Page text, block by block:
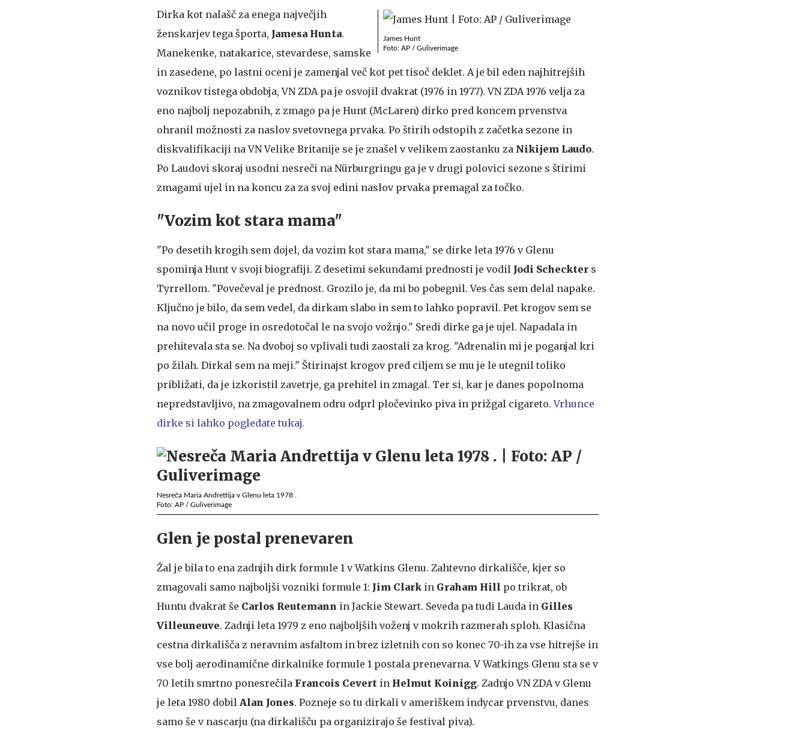
James Hunt
Foto: AP / Guliverimage
Dirka kot nalašč za enega največjih
ženskarjev tega športa, Jamesa Hunta.
Manekenke, natakarice, stevardese, samske
in zasedene, po lastni oceni je zamenjal več kot pet tisoč deklet. A je bil eden najhitrejših
voznikov tistega obdobja, VN ZDA pa je osvojil dvakrat (1976 in 1977). VN ZDA 1976 velja za
eno najbolj nepozabnih, z zmago pa je Hunt (McLaren) dirko pred koncem prvenstva
ohranil možnosti za naslov svetovnega prvaka. Po štirih odstopih z začetka sezone in
diskvalifikaciji na VN Velike Britanije se je znašel v velikem zaostanku za Nikijem Laudo.
Po Laudovi skoraj usodni nesreči na Nürburgringu ga je v drugi polovici sezone s štirimi
zmagami ujel in na koncu za za svoj edini naslov prvaka premagal za točko.
"Vozim kot stara mama"
"Po desetih krogih sem dojel, da vozim kot stara mama," se dirke leta 1976 v Glenu
spominja Hunt v svoji biografiji. Z desetimi sekundami prednosti je vodil Jodi Scheckter s
Tyrrellom. "Povečeval je prednost. Grozilo je, da mi bo pobegnil. Ves čas sem delal napake.
Ključno je bilo, da sem vedel, da dirkam slabo in sem to lahko popravil. Pet krogov sem se
na novo učil proge in osredotočal le na svojo vožnjo." Sredi dirke ga je ujel. Napadala in
prehitevala sta se. Na dvoboj so vplivali tudi zaostali za krog. "Adrenalin mi je poganjal kri
po žilah. Dirkal sem na meji." Štirinajst krogov pred ciljem se mu je le utegnil toliko
približati, da je izkoristil zavetrje, ga prehitel in zmagal. Ter si, kar je danes popolnoma
nepredstavljivo, na zmagovalnem odru odprl pločevinko piva in prižgal cigareto.Vrhunce
dirke si lahko pogledate tukaj.
Nesreča Maria Andrettija v Glenu leta 1978 .
Foto: AP / Guliverimage
Glen je postal prenevaren
Žal je bila to ena zadnjih dirk formule 1 v Watkins Glenu. Zahtevno dirkališče, kjer so
zmagovali samo najboljši vozniki formule 1: Jim Clark in Graham Hill po trikrat, ob
Huntu dvakrat še Carlos Reutemann in Jackie Stewart. Seveda pa tudi Lauda in Gilles
Villeuneuve. Zadnji leta 1979 z eno najboljših voženj v mokrih razmerah sploh. Klasična
cestna dirkališča z neravnim asfaltom in brez izletnih con so konec 70-ih za vse hitrejše in
vse bolj aerodinamične dirkalnike formule 1 postala prenevarna. V Watkings Glenu sta se v
70 letih smrtno ponesrečila Francois Cevert in Helmut Koinigg. Zadnjo VN ZDA v Glenu
je leta 1980 dobil Alan Jones. Pozneje so tu dirkali v ameriškem indycar prvenstvu, danes
samo še v nascarju (na dirkališču pa organizirajo še festival piva).